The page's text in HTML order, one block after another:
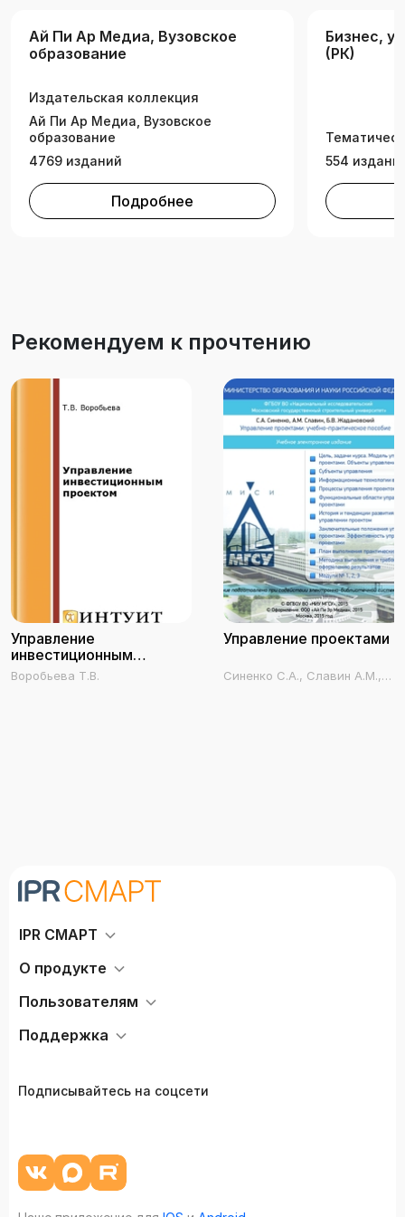
окажет незаменимую помощь практикующим и
начинающим экономистам.
Ай Пи Ар Медиа, Вузовское
образование
Издательская коллекция
Ай Пи Ар Медиа, Вузовское
образование
4769 изданий
Подробнее
Бизнес,
(РК)
554
Рекомендуем к прочтению
Управление
инвестиционным
проектом
Воробьева Т.В.
Управление проектами
Синенко С.А., Славин А.М.,
IPR СМАРТ
О продукте
Пользователям
Поддержка
Подписывайтесь на соцсети